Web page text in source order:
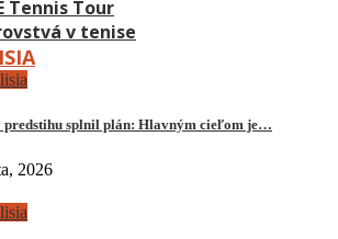
Tennis Tour
v tenise
predstihu splnil plán: Hlavným cieľom je…
2026